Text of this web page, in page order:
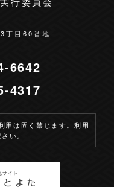
丁目60番地
6642
4317
用は固く禁じます。利用
い。